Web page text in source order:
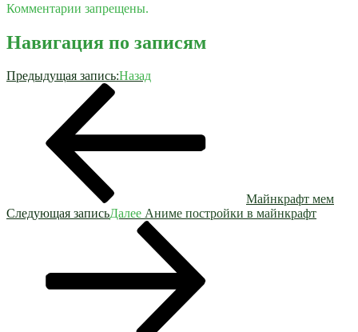
Комментарии запрещены.
Навигация по записям
Предыдущая запись:Назад
Майнкрафт мем
Следующая записьДалее Аниме постройки в майнкрафт